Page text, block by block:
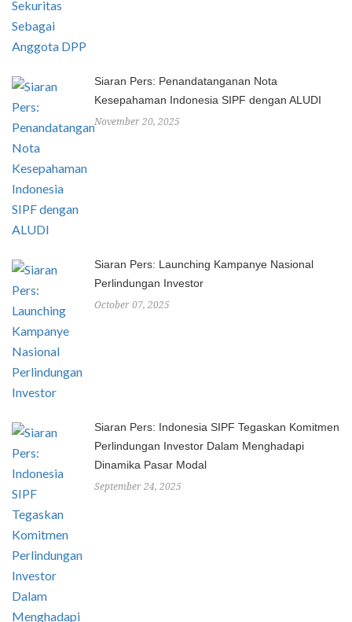
Siaran Pers: Penandatanganan Nota
Kesepahaman Indonesia SIPF dengan ALUDI
November 20, 2025
Siaran Pers: Launching Kampanye Nasional
Perlindungan Investor
October 07, 2025
Siaran Pers: Indonesia SIPF Tegaskan Komitmen
Perlindungan Investor Dalam Menghadapi
Dinamika Pasar Modal
September 24, 2025